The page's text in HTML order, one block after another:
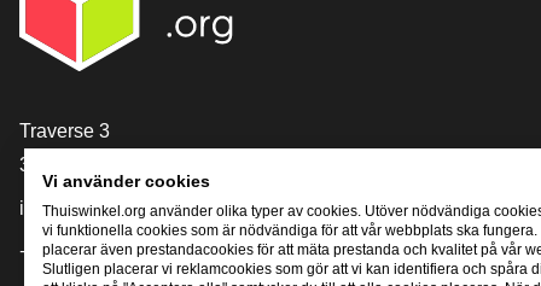
[_General:Contact]
Traverse 3
3905 NL Veenendaal
info@thuiswinkel.org
+31 (0)318 64 85 75
Vi använder cookies
Thuiswinkel.org använder olika typer av cookies. Utöver nödvändiga
vi funktionella cookies som är nödvändiga för att vår webbplats ska fungera.
placerar även prestandacookies för att mäta prestanda och kvalitet på vår
Slutligen placerar vi reklamcookies som gör att vi kan identifiera och spåra